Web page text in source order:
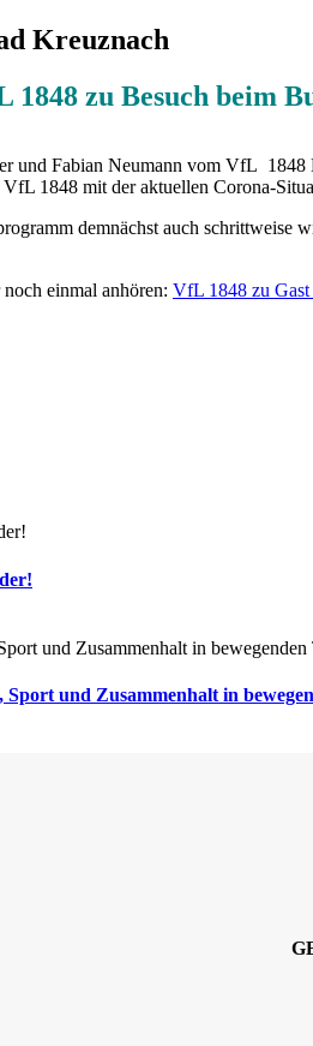
Kreuznach
1848 zu Besuch beim
und Fabian Neumann vom VfL
1848 mit der aktuellen Corona-
demnächst auch
einmal anhören: VfL 1848 zu Gast
und Zusammenhalt in